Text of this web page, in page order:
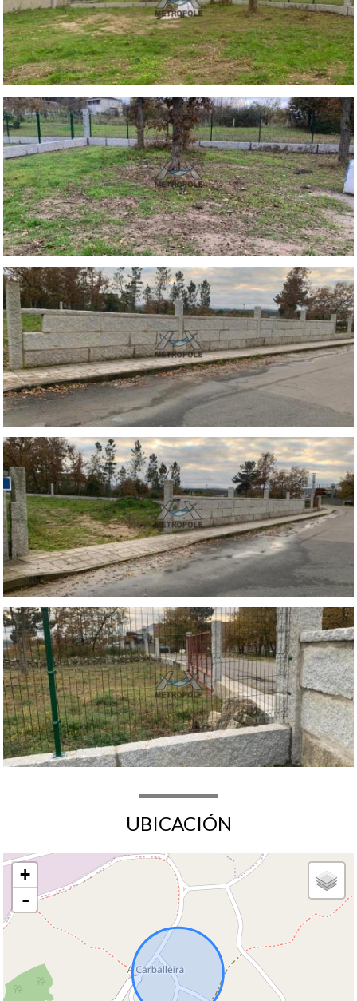
UBICACIÓN
+
-